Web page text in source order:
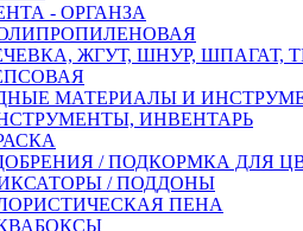
- ОРГАНЗА
ЖГУТ, ШНУР, ШПАГАТ,
МАТЕРИАЛЫ И
ИНВЕНТАРЬ
/ ПОДКОРМКА ДЛЯ
/ ПОДДОНЫ
ПЕНА